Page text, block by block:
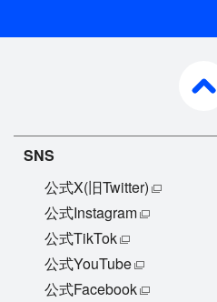
SNS
公式X(旧Twitter)
公式Instagram
公式TikTok
公式YouTube
公式Facebook